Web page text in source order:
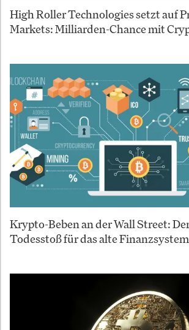
High Roller Technologies setzt auf
Markets: Milliarden-Chance mit
Krypto-Beben an der Wall Street:
Todesstoß für das alte Finanzsystem